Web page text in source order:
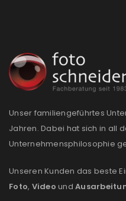
Unser familiengeführtes
Jahren. Dabei hat sich in all
Unternehmensphilosophie
Unseren Kunden das beste
Foto, Video und